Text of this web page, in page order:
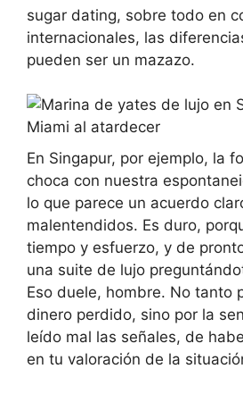
sugar dating, sobre todo en
internacionales, las
pueden ser un mazazo.
En Singapur, por ejemplo, la
choca con nuestra
lo que parece un acuerdo
malentendidos. Es duro,
tiempo y esfuerzo, y de
una suite de lujo
Eso duele, hombre. No tanto
dinero perdido, sino por la
leído mal las señales, de
en tu valoración de la